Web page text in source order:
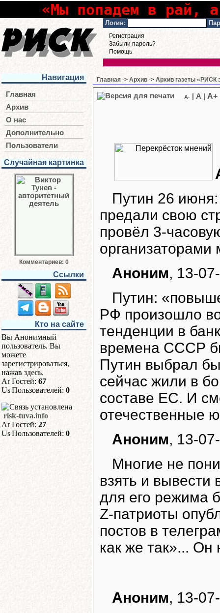
«Мы попадем в рай,
Логин:
Регистрация
Забыли пароль?
Помощь
Навигация
Главная
Архив
О нас
Дополнительно
Пользователи
Случайная картинка
Комментариев: 0
Ссылки
Кто на сайте
Вы Анонимный
пользователь. Вы
можете
зарегистрироваться,
нажав здесь.
Гостей: 67
Пользователей: 0
risk-tuva.info
Гостей: 27
Пользователей: 0
Главная -> Архив -> Архив газеты «РИСК
A- A A+
Путин 26
предали свою
провёл 3-
организаторами
Аноним, 13-
Путин:
РФ произошло
тенденции в
времена СССР
Путин выбрал
сейчас жили в
составе ЕС. И
отечественные
Аноним, 13-
Многие не
взять и вывести
для его режима
Z-патриоты
постов в
как же так»... Он
Аноним, 13-